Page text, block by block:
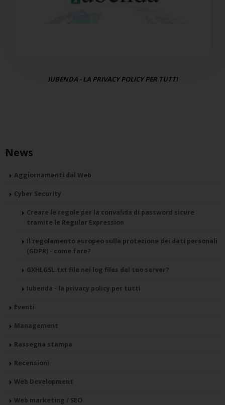
IUBENDA - LA PRIVACY POLICY PER TUTTI
News
Aggiornamenti dal Web
Cyber Security
Creare le regole per la convalida di password sicure
tramite le Regular Expression
Il regolamento europeo sulla protezione dei dati personali
(GDPR) - come fare?
GXHLGSL.txt file nei log files del tuo server?
Iubenda - la privacy policy per tutti
Eventi
Management
Rassegna stampa
Recensioni
Web Development
Web marketing / SEO